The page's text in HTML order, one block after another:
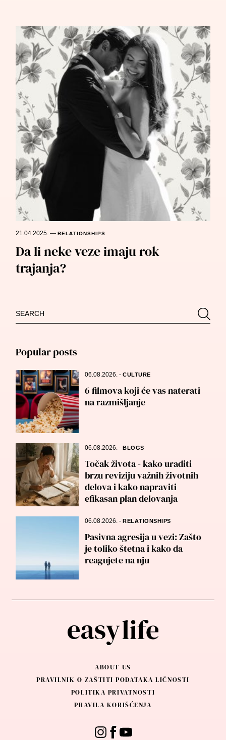
21.04.2025.—RELATIONSHIPS
Da li neke veze imaju rok
trajanja?
Search
for:
Popular posts
06.08.2026.-CULTURE
6 filmova koji će vas naterati
na razmišljanje
06.08.2026.-BLOGS
Točak života - kako uraditi
brzu reviziju važnih životnih
delova i kako napraviti
efikasan plan delovanja
06.08.2026.-RELATIONSHIPS
Pasivna agresija u vezi: Zašto
je toliko štetna i kako da
reagujete na nju
ABOUT US
PRAVILNIK O ZAŠTITI PODATAKA LIČNOSTI
POLITIKA PRIVATNOSTI
PRAVILA KORIŠĆENJA